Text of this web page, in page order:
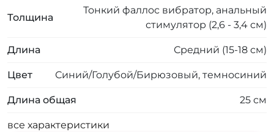
Толщина
Тонкий фаллос вибратор, анальный
стимулятор (2,6 - 3,4 см)
Длина Средний (15-18 см)
Цвет Синий/Голубой/Бирюзовый, темносиний
Длина общая 25 см
все характеристики